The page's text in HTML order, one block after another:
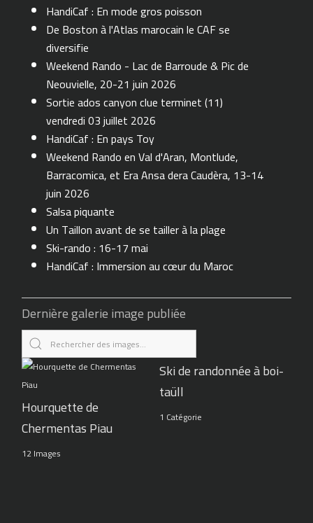
HandiCaf : En mode gros poisson
De Boston à l'Atlas marocain le CAF se
diversifie
Weekend Rando - Lac de Barroude & Pic de
Neouvielle, 20-21 juin 2026
Sortie ados canyon clue terminet (11)
vendredi 03 juillet 2026
HandiCaf : En pays Toy
Weekend Rando en Val d'Aran, Montlude,
Barracomica, et Era Ansa dera Caudèra, 13-14
juin 2026
Salsa piquante
Un Taillon avant de se tailler à la plage
Ski-rando : 16-17 mai
HandiCaf : Immersion au cœur du Maroc
Dernière galerie image publiée
Hourquette de
Chermentas Piau
12 Images
Ski de randonnée à boi-
taüll
1 Catégorie